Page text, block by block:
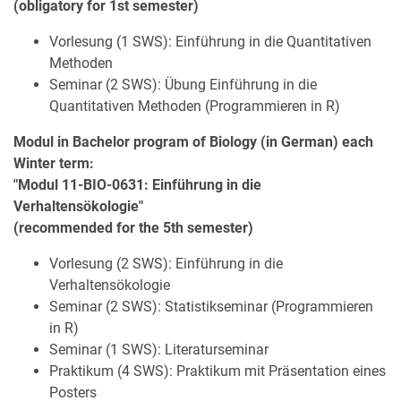
(obligatory for 1st semester)
Vorlesung (1 SWS): Einführung in die Quantitativen
Methoden
Seminar (2 SWS): Übung Einführung in die
Quantitativen Methoden (Programmieren in R)
Modul in Bachelor program of Biology (in German) each
Winter term:
"Modul 11-BIO-0631: Einführung in die
Verhaltensökologie"
(recommended for the 5th semester)
Vorlesung (2 SWS): Einführung in die
Verhaltensökologie
Seminar (2 SWS): Statistikseminar (Programmieren
in R)
Seminar (1 SWS): Literaturseminar
Praktikum (4 SWS): Praktikum mit Präsentation eines
Posters